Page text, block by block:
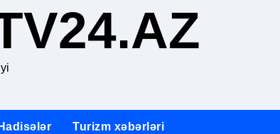
böyük ziyalı Akademik Əhəd Xanəhməd oğlu
yayılan məlumatlara dair açıqlama
Hadisələr Turizm xəbərləri